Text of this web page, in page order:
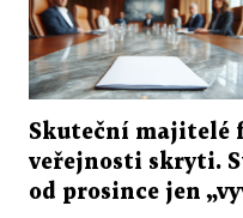
Skuteční majitelé
veřejnosti skryti.
od prosince jen